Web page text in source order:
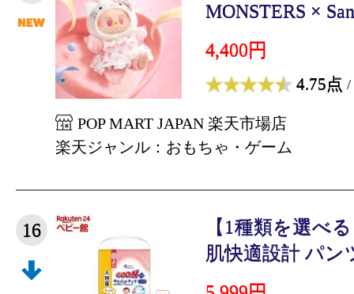
MONSTERS ×
4,400円
4.75点 /
POP MART JAPAN 楽天市場店
楽天ジャンル：おもちゃ・ゲーム
16
【1種類を選べ
肌快適設計 パン